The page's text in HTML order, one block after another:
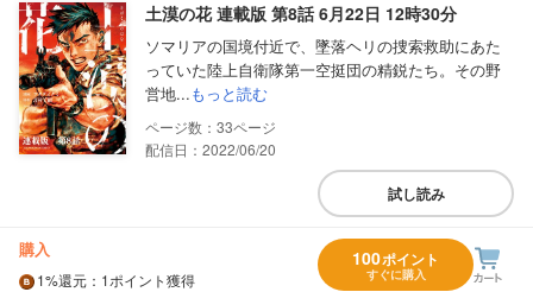
土漠の花 連載版 第8話 6月22日 12時30分
ソマリアの国境付近で、墜落ヘリの捜索救助にあた
っていた陸上自衛隊第一空挺団の精鋭たち。その野
営地...もっと読む
33
配信日：2022/06/20
試し読み
購入
1%還元 ：1ポイント獲得
100ポイント
すぐに購入